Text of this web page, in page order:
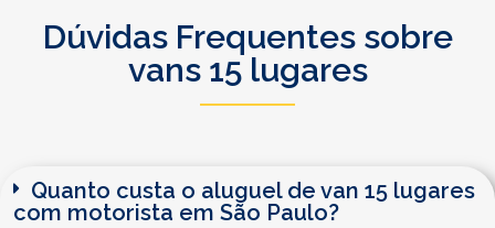
Dúvidas Frequentes sobre
vans 15 lugares
Quanto custa o aluguel de van 15 lugares
com motorista em São Paulo?